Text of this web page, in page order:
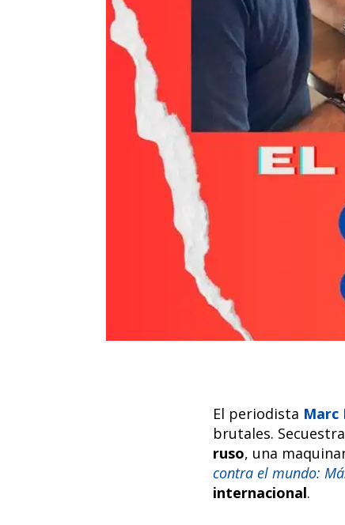
El periodista Marc
brutales.
ruso, una
contra el mundo:
internacional.